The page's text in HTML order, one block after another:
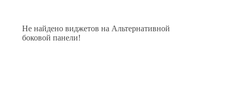
Не найдено виджетов на Альтернативной
боковой панели!